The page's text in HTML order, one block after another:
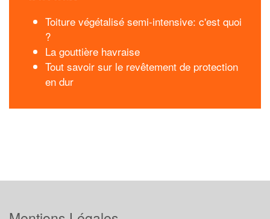
Toiture végétalisé semi-intensive: c'est quoi
?
La gouttière havraise
Tout savoir sur le revêtement de protection
en dur